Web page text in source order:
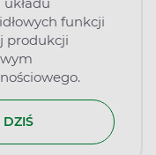
funkcji
produkcji
DZIŚ